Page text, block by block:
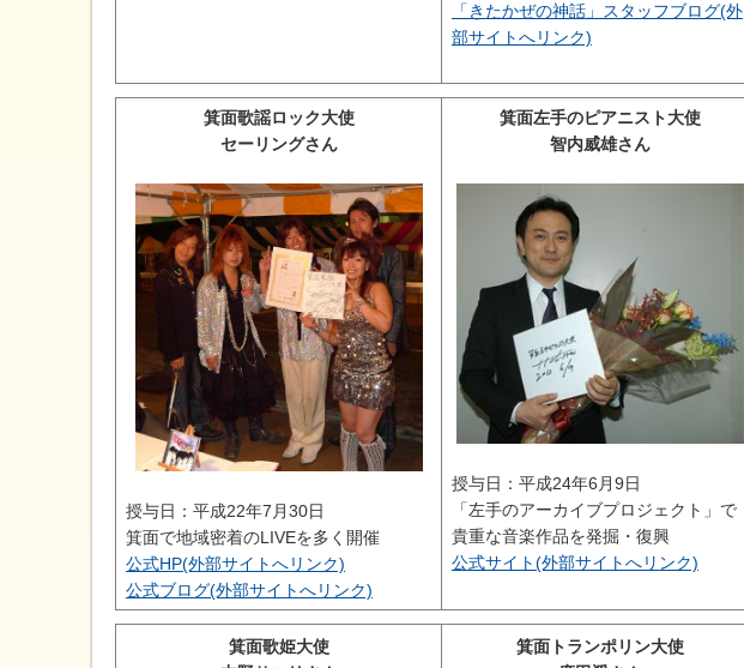
「きたかぜの神話」スタッフブログ(外
部サイトへリンク)
箕面歌謡ロック大使
セーリングさん
授与日：平成22年7月30日
箕面で地域密着のLIVEを多く開催
公式HP(外部サイトへリンク)
公式ブログ(外部サイトへリンク)
箕面左手のピアニスト大使
智内威雄さん
授与日：平成24年6月9日
「左手のアーカイブプロジェクト」で
貴重な音楽作品を発掘・復興
公式サイト(外部サイトへリンク)
箕面歌姫大使
箕面トランポリン大使